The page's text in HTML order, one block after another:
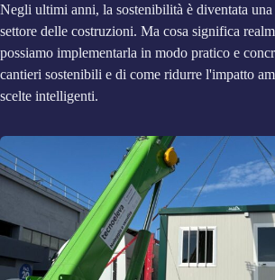
Negli ultimi anni, la sostenibilità è diventata
settore delle costruzioni. Ma cosa significa
possiamo implementarla in modo pratico e
cantieri sostenibili e di come ridurre l'impatto
scelte intelligenti.